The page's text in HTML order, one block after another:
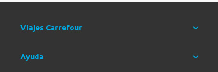
Viajes Carrefour
Ayuda